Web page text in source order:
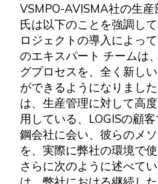
VSMPO-AVISMA社の生
氏は以下のことを強調し
ロジェクトの導入によっ
のエキスパート チームは
グプロセスを、全く新し
ができるようになりまし
は、生産管理に対して高
用している、LOGISの顧
鋼会社に会い、彼らのメ
を、実際に弊社の環境で
さらに次のように述べて